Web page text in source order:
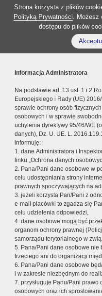
Strona korzysta z plików
Polityką Prywatności. Możesz
dostępu do plików
Informacja Administratora
Na podstawie art. 13 ust. 1 i 2
Europejskiego i Rady (UE)
sprawie ochrony osób
osobowych i w sprawie
uchylenia dyrektywy 95/46/WE
danych), Dz. U. UE. L.
informuję:
1. dane Administratora i
linku „Ochrona danych
2. Pana/Pani dane osobowe w
celu udostępniania strony
prawnych spoczywających na
3. jeżeli korzysta Pan/Pani z
e-mail placówki to zgadza się
celu udzielenia odpowiedzi,
4. dane osobowe mogą być
organom ochrony prawnej
samorządu terytorialnego w
5. Pana/Pani dane osobowe nie
trzeciego ani do organizacji
6. Pana/Pani dane osobowe
i w zakresie niezbędnym do
7. przysługuje Panu/Pani
osobowych oraz ich